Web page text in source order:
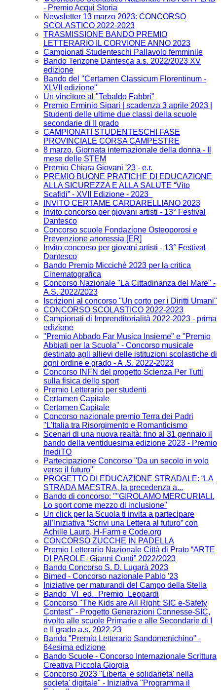
- Premio Acqui Storia
Newsletter 13 marzo 2023: CONCORSO
SCOLASTICO 2022-2023
TRASMISSIONE BANDO PREMIO
LETTERARIO IL CORVIONE ANNO 2023
Campionati Studenteschi Pallavolo femminile
Bando Tenzone Dantesca a.s. 2022/2023 XV
edizione
Bando del "Certamen Classicum Florentinum -
XLVII edizione"
Un vincitore al "Tebaldo Fabbri"
Premio Erminio Sipari | scadenza 3 aprile 2023 |
Studenti delle ultime due classi della scuole
secondarie di II grado
CAMPIONATI STUDENTESCHI FASE
PROVINCIALE CORSA CAMPESTRE
8 marzo, Giornata internazionale della donna - Il
mese delle STEM
Premio Chiara Giovani '23 - e.r.
PREMIO BUONE PRATICHE DI EDUCAZIONE
ALLA SICUREZZA E ALLA SALUTE “Vito
Scafidi” - XVII Edizione - 2023
INVITO CERTAME CARDARELLIANO 2023
Invito concorso per giovani artisti - 13° Festival
Dantesco
Concorso scuole Fondazione Osteoporosi e
Prevenzione anoressia [ER]
Invito concorso per giovani artisti - 13° Festival
Dantesco
Bando Premio Miccichè 2023 per la critica
Cinematografica
Concorso Nazionale "La Cittadinanza del Mare" -
A.S. 2022/2023
Iscrizioni al concorso "Un corto per i Diritti Umani"
CONCORSO SCOLASTICO 2022-2023
Campionati di Imprenditorialità 2022-2023 - prima
edizione
"Premio Abbado Far Musica Insieme" e "Premio
Abbiati per la Scuola" - Concorso musicale
destinato agli allievi delle istituzioni scolastiche di
ogni ordine e grado - A .S. 2022-2023
Concorso INFN del progetto Scienza Per Tutti
sulla fisica dello sport
Premio Letterario per studenti
Certamen Capitale
Certamen Capitale
Concorso nazionale premio Terra dei Padri
"L'Italia tra Risorgimento e Romanticismo
Scenari di una nuova realtà: fino al 31 gennaio il
bando della ventiduesima edizione 2023 - Premio
InediTO
Partecipazione Concorso "Da un secolo in volo
verso il futuro"
PROGETTO DI EDUCAZIONE STRADALE: “LA
STRADA MAESTRA, la precedenza a...
Bando di concorso: ""GIROLAMO MERCURIALI.
Lo sport come mezzo di inclusione"
Un click per la Scuola ti invita a partecipare
all’Iniziativa “Scrivi una Lettera al futuro” con
Achille Lauro, H-Farm e Code.org
CONCORSO ZUCCHE IN PADELLA
Premio Letterario Nazionale Città di Prato “ARTE
DI PAROLE- Gianni Conti” 2022/2023
Bando Concorso S. D. Lugarà 2023
Bimed - Concorso nazionale Pablo '23
Iniziative per maturandi del Campo della Stella
Bando_VI_ed._Premio_Leopardi
Concorso "The Kids are All Right: SIC e-Safety
Contest" - Progetto Generazioni Connesse-SIC,
rivolto alle scuole Primarie e alle Secondarie di I
e II grado a.s. 2022-23
Bando "Premio Letterario Sandomenichino" -
64esima edizione
Bando Scuole - Concorso Internazionale Scrittura
Creativa Piccola Giorgia
Concorso 2023 "Liberta' e solidarieta' nella
societa' digitale" - Iniziativa "Programma il